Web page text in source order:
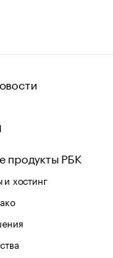
продукты РБК
хостинг